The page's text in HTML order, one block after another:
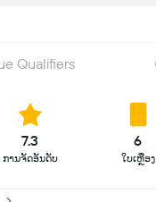
Qualifiers
7.3
ການຈັດອັນດັບ
6
ໃບເຫຼືອງ